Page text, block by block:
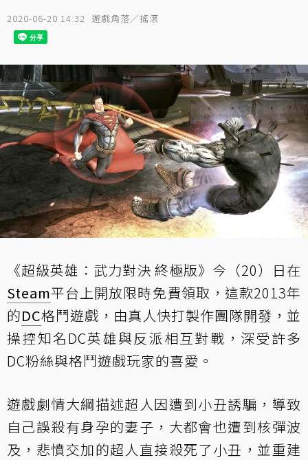
2020-06-20 14:32 遊戲角落／搖滾
《超級英雄：武力對決 終極版》今（20）日在
Steam平台上開放限時免費領取，這款2013年
的DC格鬥遊戲，由真人快打製作團隊開發，並
操控知名DC英雄與反派相互對戰，深受許多
DC粉絲與格鬥遊戲玩家的喜愛。
遊戲劇情大綱描述超人因遭到小丑誘騙，導致
自己誤殺有身孕的妻子，大都會也遭到核彈波
及，悲憤交加的超人直接殺死了小丑，並重建